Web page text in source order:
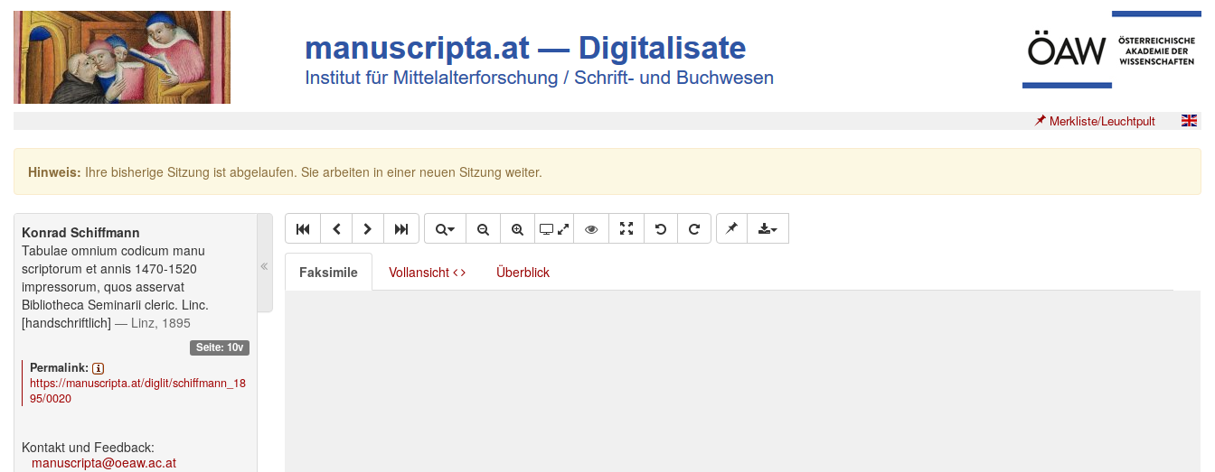
Merkliste/Leuchtpult
Hinweis: Ihre bisherige Sitzung ist abgelaufen. Sie arbeiten in einer neuen Sitzung weiter.
Konrad Schiffmann
Tabulae omnium codicum manu
scriptorum et annis 1470-1520
impressorum, quos asservat
Bibliotheca Seminarii cleric. Linc.
[handschriftlich] — Linz, 1895
Seite: 10v
Permalink:
https://manuscripta.at/diglit/schiffmann_18
95/0020
Kontakt und Feedback:
manuscripta@oeaw.ac.at
Faksimile Vollansicht Überblick